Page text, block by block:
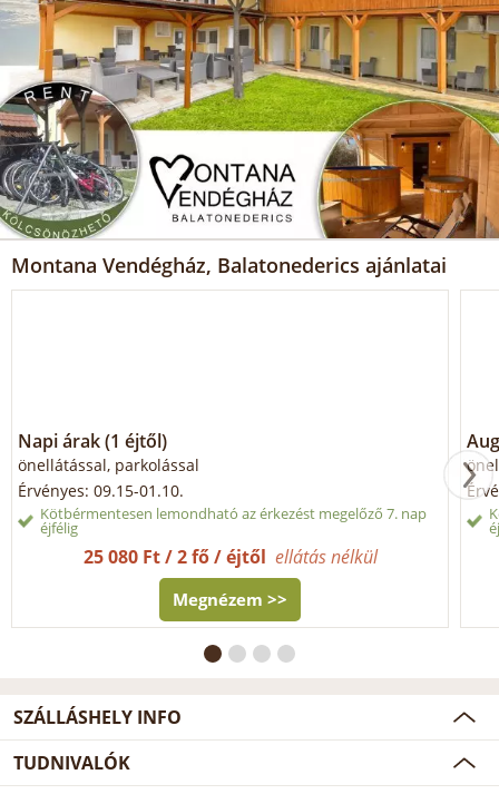
Montana Vendégház, Balatonederics ajánlatai
Napi árak (1 éjtől)
önellátással, parkolással
Érvényes: 09.15-01.10.
Kötbérmentesen lemondható az érkezést megelőző 7. nap
éjfélig
25 080 Ft / 2 fő / éjtől ellátás nélkül
Megnézem >>
SZÁLLÁSHELY INFO
TUDNIVALÓK